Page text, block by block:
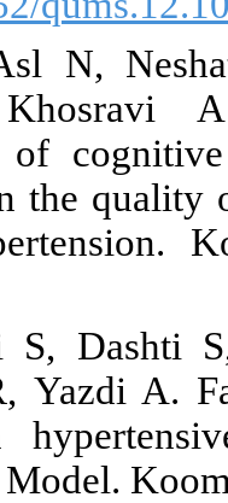
3. Sotodeh
Talebi H,
medication
essential
4.
Shahrabadi
behaviors
Health